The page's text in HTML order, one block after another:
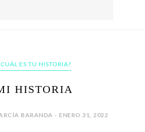
ES TU HISTORIA?
HISTORIA
BARANDA - ENERO 31, 2022